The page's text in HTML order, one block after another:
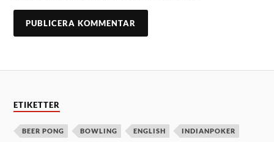
ETIKETTER
BEER PONG BOWLING ENGLISH INDIANPOKER